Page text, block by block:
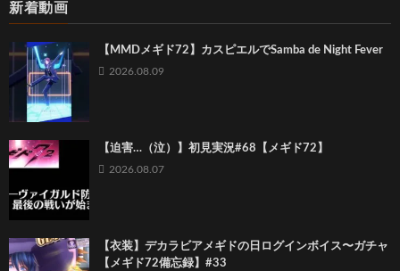
新着動画
【MMDメギド72】カスピエルでSamba de Night Fever
2026.08.09
【迫害…（泣）】初見実況#68【メギド72】
2026.08.07
【衣装】デカラビアメギドの日ログインボイス〜ガチャ
【メギド72備忘録】#33